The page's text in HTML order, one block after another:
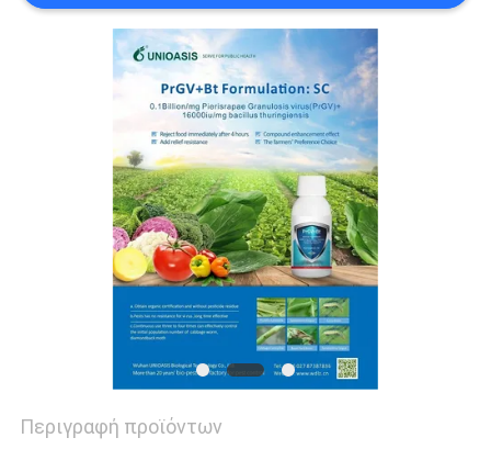
ΑΠΌΣΠΑΣΜΑ
PRIVACY
Περιγραφή προϊόντων